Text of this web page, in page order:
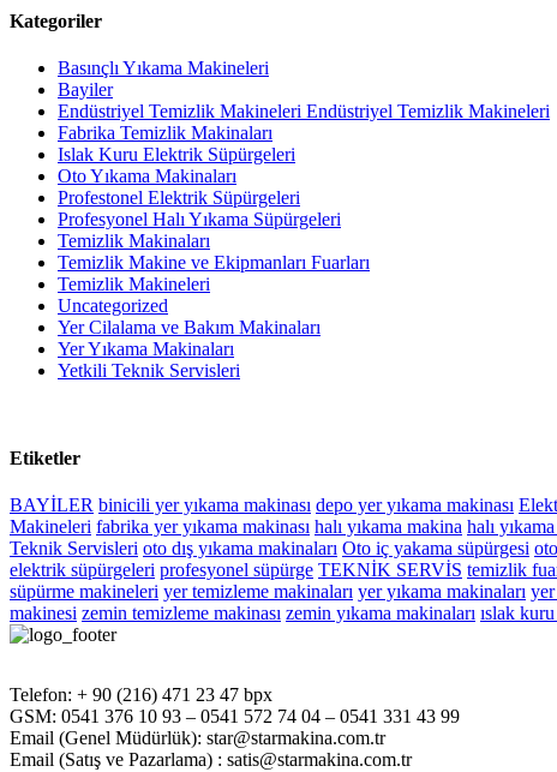
Kategoriler
Basınçlı Yıkama Makineleri
Bayiler
Endüstriyel Temizlik Makineleri Endüstriyel Temizlik Makineleri
Fabrika Temizlik Makinaları
Islak Kuru Elektrik Süpürgeleri
Oto Yıkama Makinaları
Profestonel Elektrik Süpürgeleri
Profesyonel Halı Yıkama Süpürgeleri
Temizlik Makinaları
Temizlik Makine ve Ekipmanları Fuarları
Temizlik Makineleri
Uncategorized
Yer Cilalama ve Bakım Makinaları
Yer Yıkama Makinaları
Yetkili Teknik Servisleri
Etiketler
BAYİLER binicili yer yıkama makinası depo yer yıkama makinası
Makineleri fabrika yer yıkama makinası halı yıkama makina halı
Teknik Servisleri oto dış yıkama makinaları Oto iç yakama süpürgesi
elektrik süpürgeleri profesyonel süpürge TEKNİK SERVİS temizlik
süpürme makineleri yer temizleme makinaları yer yıkama makinaları yer
makinesi zemin temizleme makinası zemin yıkama makinaları ıslak
Telefon: + 90 (216) 471 23 47 bpx
GSM: 0541 376 10 93 – 0541 572 74 04 – 0541 331 43 99
Email (Genel Müdürlük): star@starmakina.com.tr
Email (Satış ve Pazarlama) : satis@starmakina.com.tr